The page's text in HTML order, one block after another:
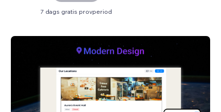
7 dags gratis provperiod